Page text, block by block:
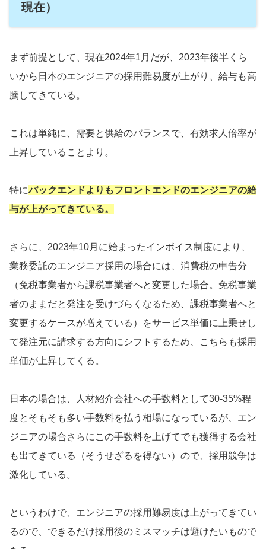
現在）
まず前提として、現在2024年1月だが、2023年後半くら
いから日本のエンジニアの採用難易度が上がり、給与も高
騰してきている。
これは単純に、需要と供給のバランスで、有効求人倍率が
上昇していることより。
特にバックエンドよりもフロントエンドのエンジニアの給
与が上がってきている。
さらに、2023年10月に始まったインボイス制度により、
業務委託のエンジニア採用の場合には、消費税の申告分
（免税事業者から課税事業者へと変更した場合。免税事業
者のままだと発注を受けづらくなるため、課税事業者へと
変更するケースが増えている）をサービス単価に上乗せし
て発注元に請求する方向にシフトするため、こちらも採用
単価が上昇してくる。
日本の場合は、人材紹介会社への手数料として30-35%程
度とそもそも多い手数料を払う相場になっているが、エン
ジニアの場合さらにこの手数料を上げてでも獲得する会社
も出てきている（そうせざるを得ない）ので、採用競争は
激化している。
というわけで、エンジニアの採用難易度は上がってきてい
るので、できるだけ採用後のミスマッチは避けたいもので